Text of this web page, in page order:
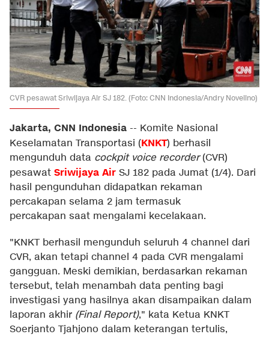
CVR pesawat Sriwijaya Air SJ 182. (Foto: CNN Indonesia/Andry Novelino)
Jakarta, CNN Indonesia -- Komite Nasional
Keselamatan Transportasi (KNKT) berhasil
mengunduh data cockpit voice recorder(CVR)
pesawat Sriwijaya Air SJ 182 pada Jumat (1/4). Dari
hasil pengunduhan didapatkan rekaman
percakapan selama 2 jam termasuk
percakapan saat mengalami kecelakaan.
"KNKT berhasil mengunduh seluruh 4 channel dari
CVR, akan tetapi channel 4 pada CVR mengalami
gangguan. Meski demikian, berdasarkan rekaman
tersebut, telah menambah data penting bagi
investigasi yang hasilnya akan disampaikan dalam
laporan akhir (Final Report)," kata Ketua KNKT
Soerjanto Tjahjono dalam keterangan tertulis,